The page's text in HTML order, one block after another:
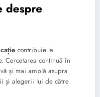
despre
contribuie la
Cercetarea continuă în
și mai amplă asupra
și alegerii lui de către